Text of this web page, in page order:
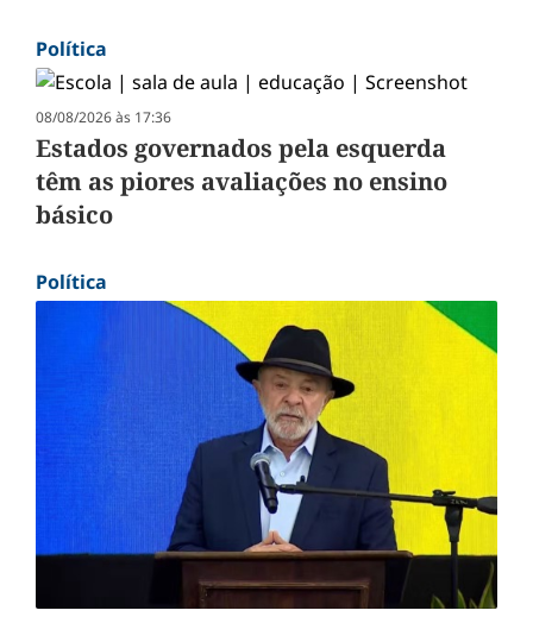
Política
08/08/2026 às 17:36
Estados governados pela esquerda
têm as piores avaliações no ensino
básico
Política